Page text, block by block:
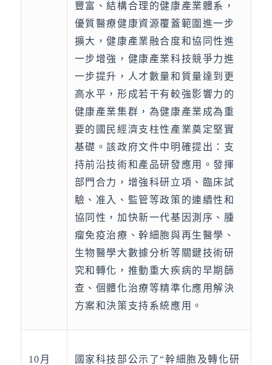
豐富、結構合理的健康產業體系，
優質醫療健康資源覆蓋範圍進一步
擴大，健康產業融合度和協同性進
一步增強，健康產業科技競爭力進
一步提升，人才數量和質量達到更
高水平，形成若干有較強影響力的
健康產業集群，為健康產業成為重
要的國民經濟支柱性產業奠定堅實
基礎。該政府文件中明確提出：支
持前沿技術和產品研發應用。發揮
部門合力，增強科研立項、臨床試
驗、准入、監管等政策的連續性和
協同性，加快新一代基因測序、腫
瘤免疫治療、幹細胞與再生醫學、
生物醫學大數據分析等關鍵技術研
究和轉化，推動重大疾病的早期篩
查、個體化治療等精準化應用解決
方案和決策支持系統應用。
10月
國家科技部公示了“幹細胞及轉化研